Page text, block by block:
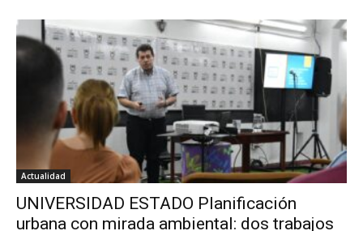
Actualidad
UNIVERSIDAD ESTADO Planificación
urbana con mirada ambiental: dos trabajos